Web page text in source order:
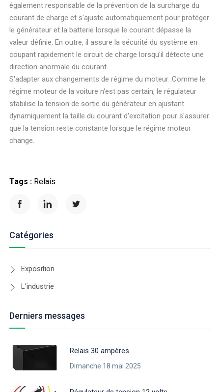
également responsable de la prévention de la surcharge du
courant de charge et s'ajuste automatiquement pour protéger
le générateur et la batterie lorsque le courant dépasse la
valeur définie. En outre, il assure la sécurité du système en
coupant rapidement le circuit de charge lorsqu'il détecte une
direction anormale du courant.
S'adapter aux changements de régime du moteur :Comme le
régime moteur de la voiture n'est pas certain, le régulateur
stabilise la tension de sortie du générateur en ajustant
dynamiquement la taille du courant d'excitation pour s'assurer
que la tension reste constante lorsque le régime moteur
change.
Tags : Relais
Catégories
Exposition
L'industrie
Derniers messages
Relais 30 ampères
Dimanche 18 mai 2025